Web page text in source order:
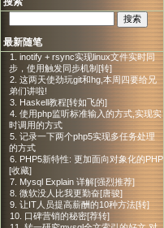
最新随笔
1. inotify + rsync实现linux文件实时同
步，使用触发同步机制[转]
2. 这两天使劲玩git和hg,本周四要给兄
弟们讲啦!
3. Haskell教程[转如飞的]
4. 使用php监听标准输入的方式,实现实
时调用的方式
5. 记录一下两个php5实现多任务处理
的方式
6. PHP5新特性: 更加面向对象化的PHP
[收藏]
7. Mysql Explain 详解[强烈推荐]
8. 微软没人比我更勤奋[唐骏]
9. 让IT人员提高薪酬的10种方法[转]
10. 口碑营销的秘密[荐转]